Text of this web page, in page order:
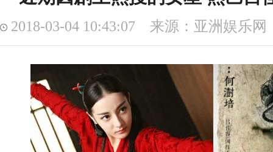
2018-03-04 10:43:07 来源：亚洲娱乐网